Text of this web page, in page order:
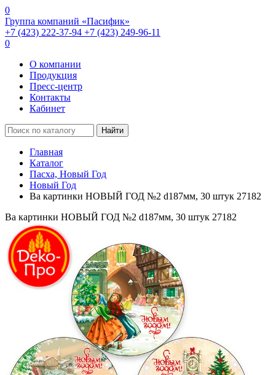
0
Группа компаний «Пасифик»
+7 (423) 222-37-94 +7 (423) 249-96-11
0
О компании
Продукция
Пресс-центр
Контакты
Кабинет
Найти
Главная
Каталог
Пасха, Новый Год
Новый Год
Ва картинки НОВЫЙ ГОД №2 d187мм, 30 штук 27182
Ва картинки НОВЫЙ ГОД №2 d187мм, 30 штук 27182